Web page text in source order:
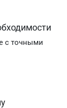
с точными